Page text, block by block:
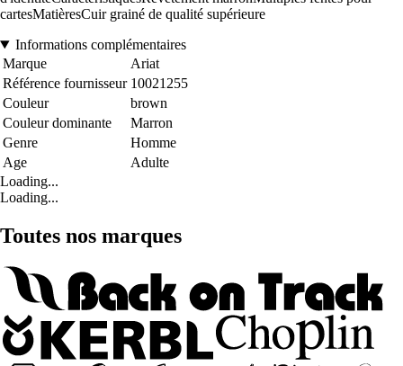
cartesMatièresCuir grainé de qualité supérieure
Informations complémentaires
Marque
Ariat
Référence fournisseur 10021255
Couleur
brown
Couleur dominante
Marron
Genre
Homme
Age
Adulte
Loading...
Loading...
Toutes nos marques